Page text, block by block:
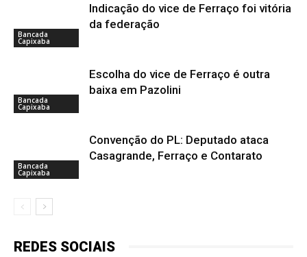
Bancada
Capixaba
Indicação do vice de Ferraço foi vitória
da federação
Bancada
Capixaba
Escolha do vice de Ferraço é outra
baixa em Pazolini
Bancada
Capixaba
Convenção do PL: Deputado ataca
Casagrande, Ferraço e Contarato
REDES SOCIAIS